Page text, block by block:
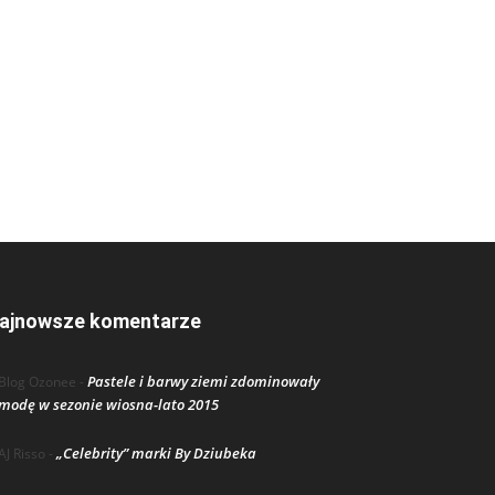
komentarze
Blog Ozonee - Pastele i barwy ziemi zdominowały
w sezonie wiosna-lato 2015
Risso - „Celebrity” marki By Dziubeka